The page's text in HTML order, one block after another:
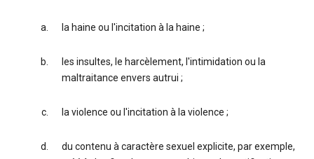
la haine ou l'incitation à la haine ;
les insultes, le harcèlement, l'intimidation ou la
maltraitance envers autrui ;
la violence ou l'incitation à la violence ;
du contenu à caractère sexuel explicite, par exemple,